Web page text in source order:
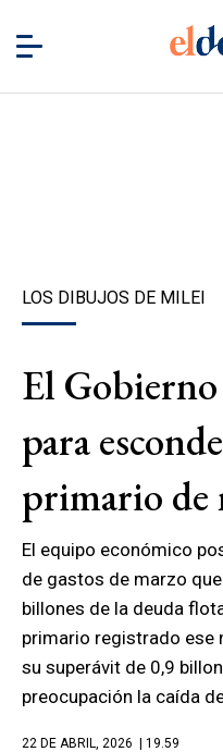
LOS DIBUJOS DE MILEI
El
para
primario de
El equipo económico
de gastos de marzo
billones de la deuda
primario registrado ese
su superávit de 0,9
preocupación la caída
22 DE ABRIL, 2026 | 19.59